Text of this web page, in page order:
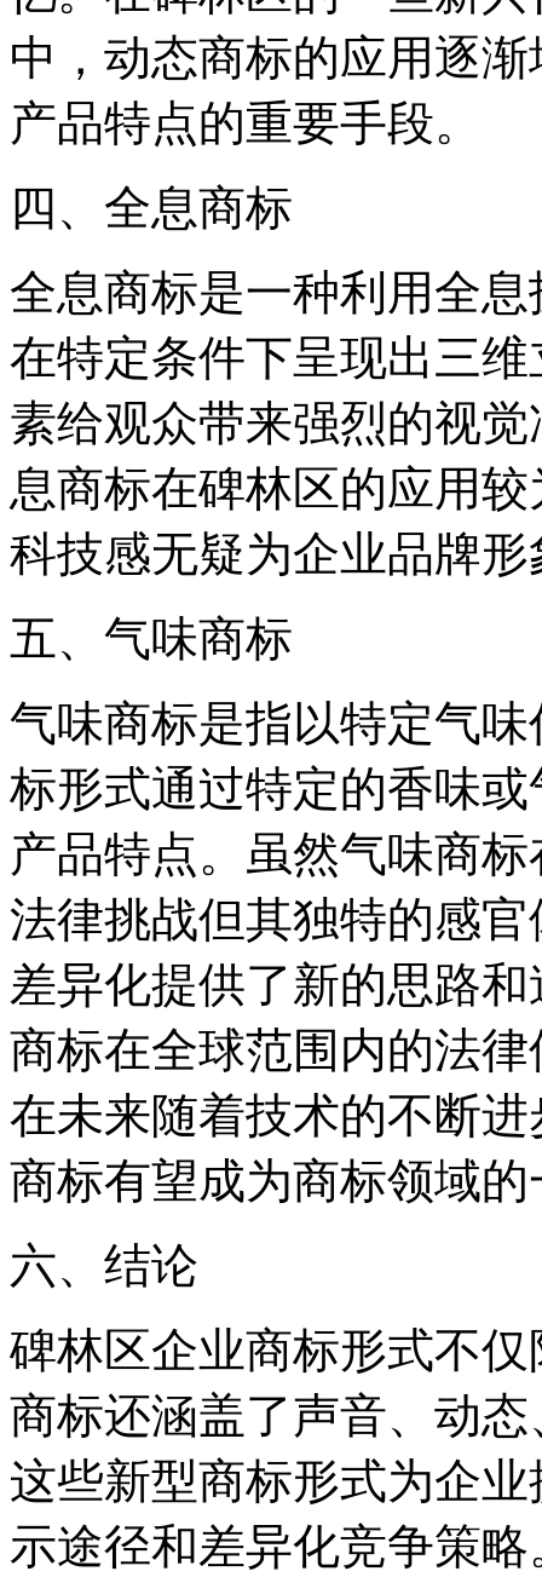
中，动态商标的应用逐
产品特点的重要手段。
四、全息商标
全息商标是一种利用全
在特定条件下呈现出三
素给观众带来强烈的视
息商标在碑林区的应用
科技感无疑为企业品牌
五、气味商标
气味商标是指以特定气
标形式通过特定的香味
产品特点。虽然气味商
法律挑战但其独特的感
差异化提供了新的思路
商标在全球范围内的法
在未来随着技术的不断
商标有望成为商标领域
六、结论
碑林区企业商标形式不
商标还涵盖了声音、动
这些新型商标形式为企
示途径和差异化竞争策